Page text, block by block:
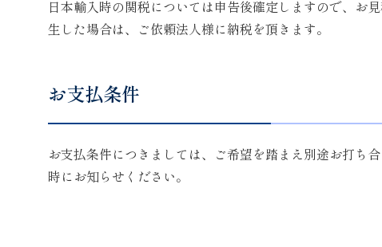
日本輸入時の関税については申告後確定しますので、お
生した場合は、ご依頼法人様に納税を頂きます。
お支払条件
お支払条件につきましては、ご希望を踏まえ別途お打ち
時にお知らせください。